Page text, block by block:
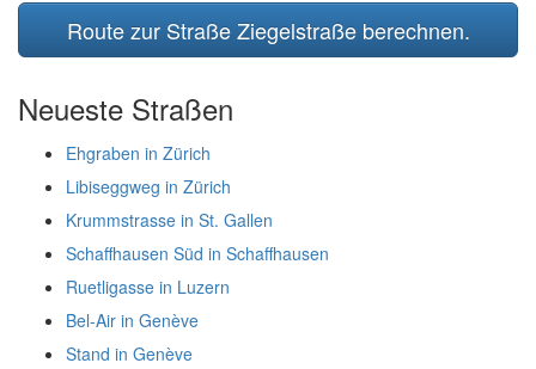
Route zur Straße Ziegelstraße berechnen.
Neueste Straßen
Ehgraben in Zürich
Libiseggweg in Zürich
Krummstrasse in St. Gallen
Schaffhausen Süd in Schaffhausen
Ruetligasse in Luzern
Bel-Air in Genève
Stand in Genève